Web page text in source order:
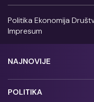
Politika Ekonomija
Impresum
NAJNOVIJE
POLITIKA